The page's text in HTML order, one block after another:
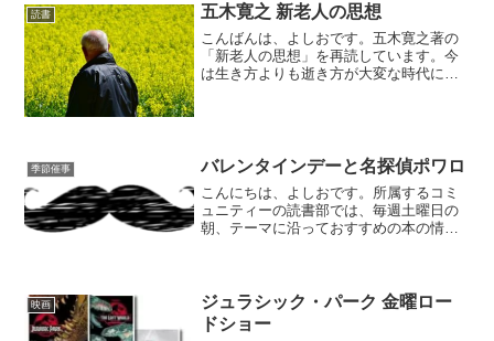
読書 五木寛之 新老人の思想
こんばんは、よしおです。五木寛之著の
「新老人の思想」を再読しています。今
は生き方よりも逝き方が大変な時代にな
季節催事 バレンタインデーと名探偵ポワロ
こんにちは、よしおです。所属するコミ
ュニティーの読書部では、毎週土曜日の
朝、テーマに沿っておすすめの本の情報
バレンタインデー、チョコ...
映画
ジュラシック・パーク 金曜ロー
ドショー